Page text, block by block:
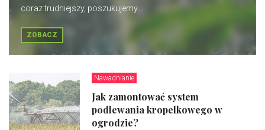
coraz trudniejszy, poszukujemy...
ZOBACZ
Nawadnianie
Jak zamontować system
podlewania kropelkowego w
ogrodzie?